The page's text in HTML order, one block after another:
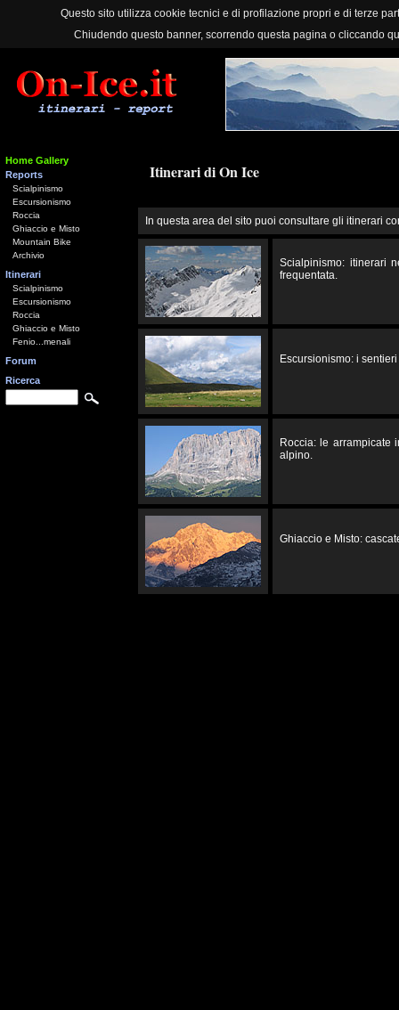
Questo sito utilizza cookie tecnici e di profilazione propri e di terze
Chiudendo questo banner, scorrendo questa pagina o cliccando
Home Gallery
Reports
Scialpinismo
Escursionismo
Roccia
Ghiaccio e Misto
Mountain Bike
Archivio
Itinerari
Scialpinismo
Escursionismo
Roccia
Ghiaccio e Misto
Fenio...menali
Forum
Ricerca
Itinerari di On Ice
In questa area del sito puoi consultare gli itinerari
Scialpinismo: itinerari
frequentata.
Escursionismo: i
Roccia: le arrampicate
alpino.
Ghiaccio e Misto: